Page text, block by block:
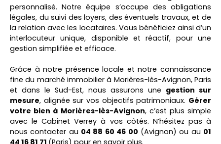
personnalisé. Notre équipe s’occupe des obligations
légales, du suivi des loyers, des éventuels travaux, et de
la relation avec les locataires. Vous bénéficiez ainsi d’un
interlocuteur unique, disponible et réactif, pour une
gestion simplifiée et efficace.
Grâce à notre présence locale et notre connaissance
fine du marché immobilier à Morières-lès-Avignon, Paris
et dans le Sud-Est, nous assurons une gestion sur
mesure, alignée sur vos objectifs patrimoniaux. Gérer
votre bien à Morières-lès-Avignon, c’est plus simple
avec le Cabinet Verrey à vos côtés. N’hésitez pas à
nous contacter au 04 88 60 46 00 (Avignon) ou au 01
44 16 81 71 (Paris) pour en savoir plus.